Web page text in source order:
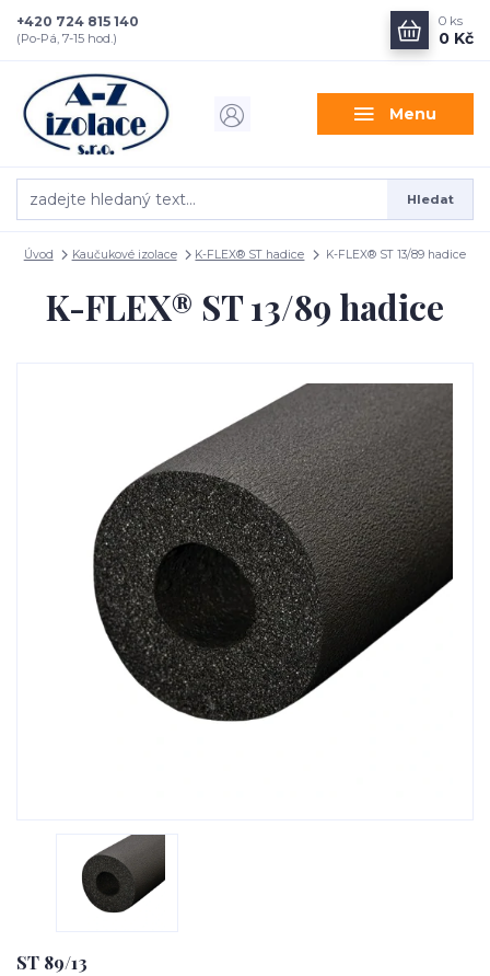
Menu
Hledat
+420 724 815 140
(Po-Pá, 7-15 hod.)
0 ks
0 Kč
Úvod Kaučukové izolace K-FLEX® ST hadice K-FLEX® ST 13/89 hadice
K-FLEX® ST 13/89 hadice
ST 89/13